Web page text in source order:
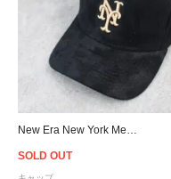
SOLD OUT